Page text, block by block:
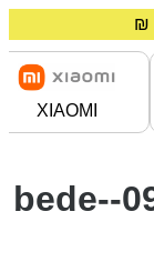
XIAOMI
09396879-5214-4788-bede-